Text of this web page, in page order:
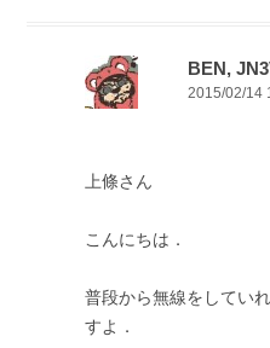
BEN,
2015/02/14
上條さん
こんにちは．
普段から無線をしてい
すよ．